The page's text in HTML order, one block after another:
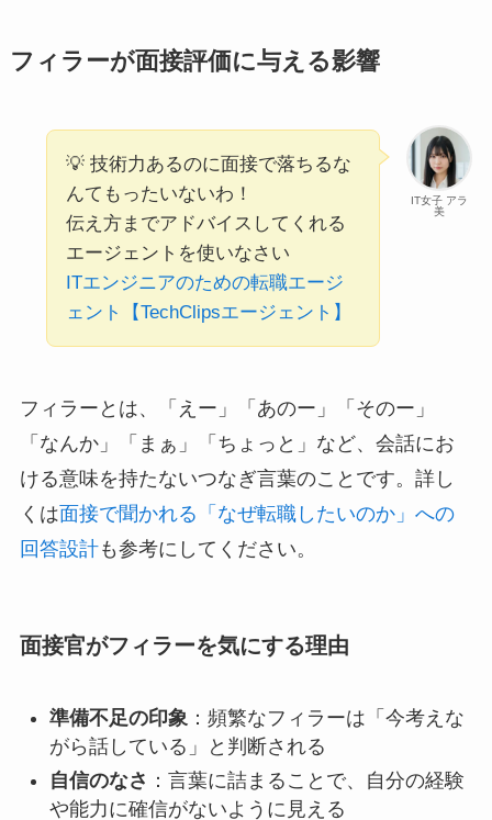
フィラーが面接評価に与える影響
IT女子 アラ
美
💡 技術力あるのに面接で落ちるな
んてもったいないわ！
伝え方までアドバイスしてくれる
エージェントを使いなさい
ITエンジニアのための転職エージ
ェント【TechClipsエージェント】
フィラーとは、「えー」「あのー」「そのー」
「なんか」「まぁ」「ちょっと」など、会話にお
ける意味を持たないつなぎ言葉のことです。詳し
くは面接で聞かれる「なぜ転職したいのか」への
回答設計も参考にしてください。
面接官がフィラーを気にする理由
準備不足の印象：頻繁なフィラーは「今考えな
がら話している」と判断される
自信のなさ ：言葉に詰まることで、自分の経験
や能力に確信がないように見える